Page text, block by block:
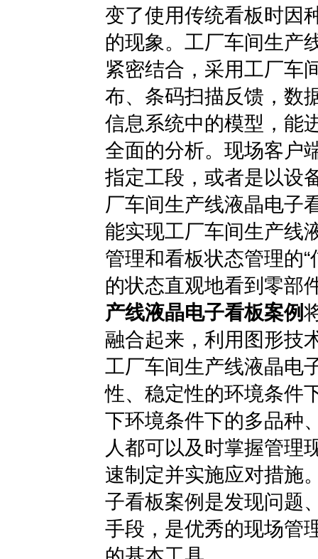
变了使用传统看板时因
的现象。工厂车间生产
紧密结合，采用工厂车
布、条码扫描反馈，数
信息系统中的模型，能
全面的分析。现场客户
指定工段，或者是以设
厂车间生产线液晶电子
能实现工厂车间生产线
管理和看板状态管理的
的状态直观地看到零部
产线液晶电子看板案例
融合起来，利用图形技
工厂车间生产线液晶电
性、稳定性的环境条件
下环境条件下的多品种
人都可以及时掌握管理
速制定并实施应对措施
子看板案例是发现问题
手段，是优秀的现场管